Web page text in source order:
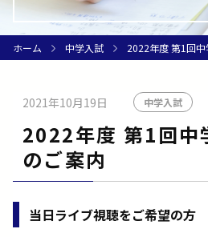
ホーム 中学入試 2022年度 第1回
2021年10月19日 中学入試
2022年度 第1回中
のご案内
当日ライブ視聴をご希望の方